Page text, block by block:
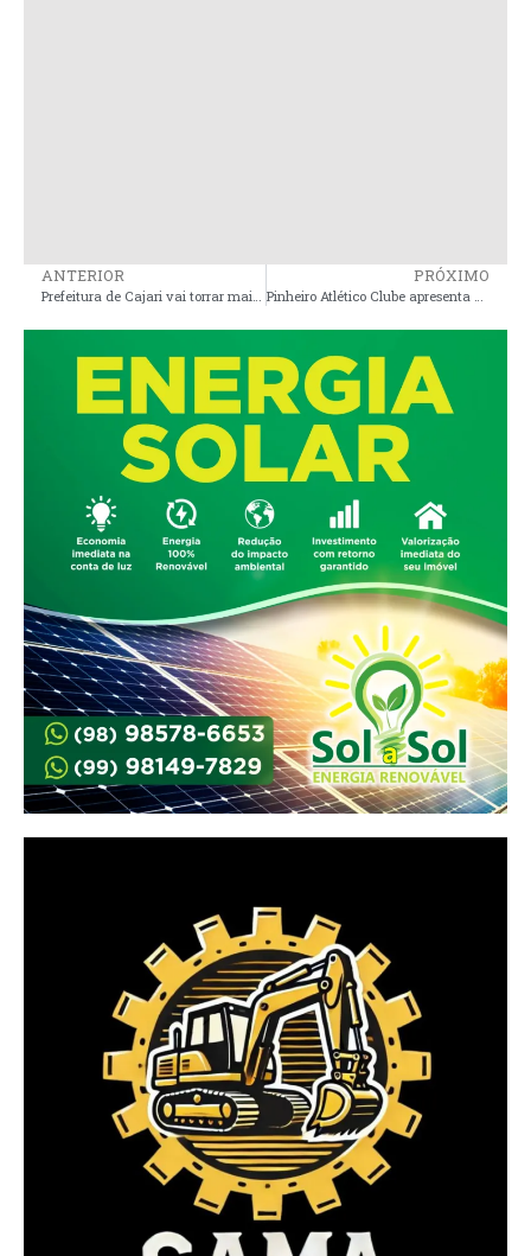
ANTERIOR
Prefeitura de Cajari vai torrar mais de R$ 1 milhão com buffet e quentinhas
PRÓXIMO
Pinheiro Atlético Clube apresenta novo trinador para reta final do Campeonato Maranhense